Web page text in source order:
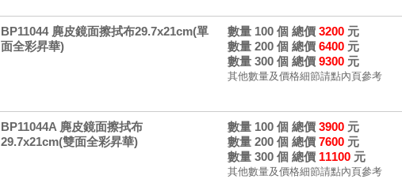
BP11044 麂皮鏡面擦拭布29.7x21cm(單
面全彩昇華)
數量 100 個 總價 3200元
數量 200 個 總價 6400元
數量 300 個 總價 9300元
其他數量及價格細節請點內頁參考
BP11044A 麂皮鏡面擦拭布
29.7x21cm(雙面全彩昇華)
數量 100 個 總價 3900元
數量 200 個 總價 7600元
數量 300 個 總價 11100元
其他數量及價格細節請點內頁參考